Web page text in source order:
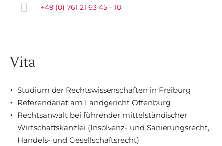
+49 (0) 761 21 63 45 – 10
Vita
Studium der Rechtswissenschaften in Freiburg
Referendariat am Landgericht Offenburg
Rechtsanwalt bei führender mittelständischer
Wirtschaftskanzlei (Insolvenz- und Sanierungsrecht,
Handels- und Gesellschaftsrecht)